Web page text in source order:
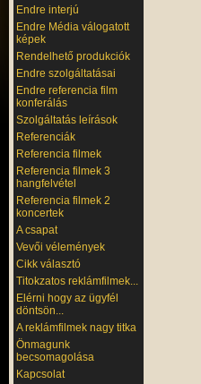
Endre interjú
Endre Média válogatott
képek
Rendelhető produkciók
Endre szolgáltatásai
Endre referencia film
konferálás
Szolgáltatás leírások
Referenciák
Referencia filmek
Referencia filmek 3
hangfelvétel
Referencia filmek 2
koncertek
A csapat
Vevői vélemények
Cikk választó
Titokzatos reklámfilmek...
Elérni hogy az ügyfél
döntsön...
A reklámfilmek nagy titka
Önmagunk
becsomagolása
Kapcsolat